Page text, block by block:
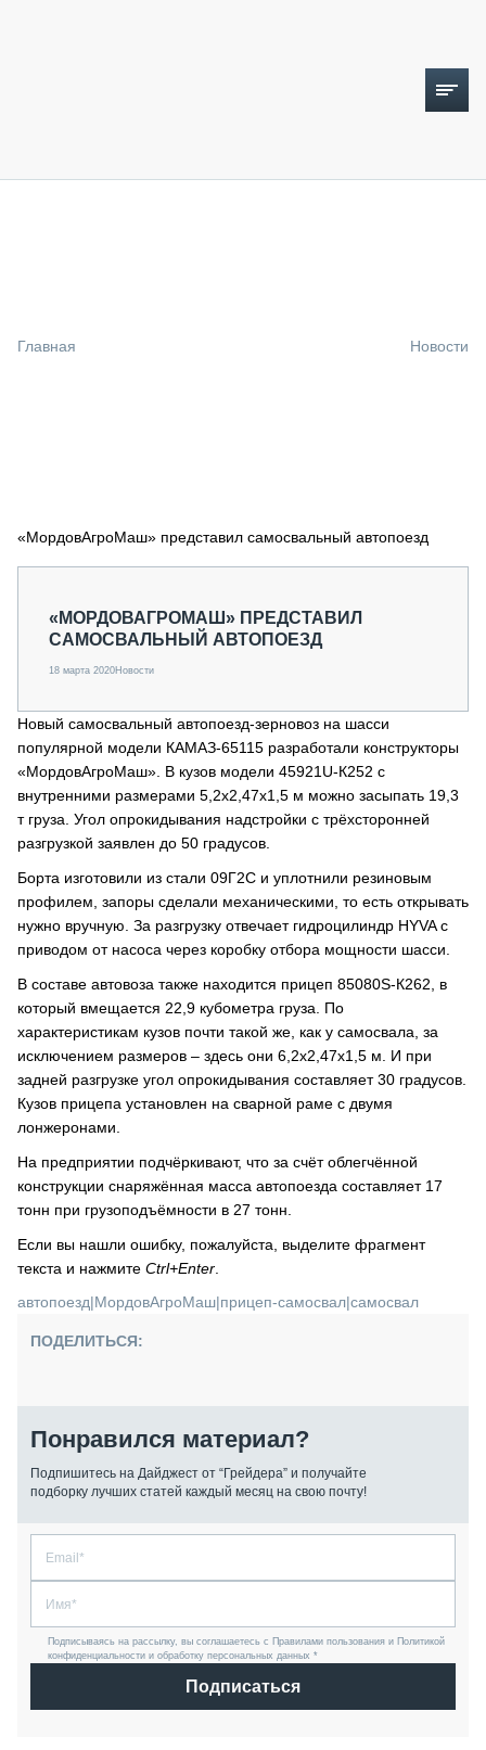
СПЕЦПРОЕКТЫ
О ПРОЕКТЕ
Главная Новости
«МордовАгроМаш» представил самосвальный автопоезд
«МОРДОВАГРОМАШ» ПРЕДСТАВИЛ
САМОСВАЛЬНЫЙ АВТОПОЕЗД
18 марта 2020Новости
Новый самосвальный автопоезд-зерновоз на шасси
популярной модели КАМАЗ-65115 разработали конструкторы
«МордовАгроМаш». В кузов модели 45921U-К252 с
внутренними размерами 5,2х2,47х1,5 м можно засыпать 19,3
т груза. Угол опрокидывания надстройки с трёхсторонней
разгрузкой заявлен до 50 градусов.
Борта изготовили из стали 09Г2С и уплотнили резиновым
профилем, запоры сделали механическими, то есть открывать
нужно вручную. За разгрузку отвечает гидроцилиндр HYVA с
приводом от насоса через коробку отбора мощности шасси.
В составе автовоза также находится прицеп 85080S-К262, в
который вмещается 22,9 кубометра груза. По
характеристикам кузов почти такой же, как у самосвала, за
исключением размеров – здесь они 6,2х2,47х1,5 м. И при
задней разгрузке угол опрокидывания составляет 30 градусов.
Кузов прицепа установлен на сварной раме с двумя
лонжеронами.
На предприятии подчёркивают, что за счёт облегчённой
конструкции снаряжённая масса автопоезда составляет 17
тонн при грузоподъёмности в 27 тонн.
Если вы нашли ошибку, пожалуйста, выделите фрагмент
текста и нажмите Ctrl+Enter
автопоезд|МордовАгроМаш|прицеп-самосвал|самосвал
ПОДЕЛИТЬСЯ:
Понравился материал?
Подпишитесь на Дайджест от “Грейдера” и получайте
подборку лучших статей каждый месяц на свою почту!
Подписываясь на рассылку, вы соглашаетесь с Правилами пользования и Политикой
конфиденциальности и обработку персональных данных *
Подписаться